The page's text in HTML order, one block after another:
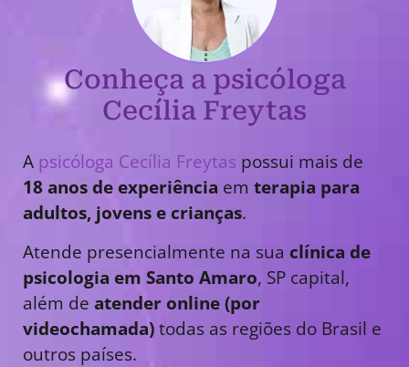
Conheça a psicóloga
Cecília Freytas
A psicóloga Cecília Freytas possui mais de
18 anos de experiência em terapia para
adultos, jovens e crianças.
Atende presencialmente na sua clínica de
psicologia em Santo Amaro, SP capital,
além de atender online (por
videochamada)todas as regiões do Brasil e
outros países.